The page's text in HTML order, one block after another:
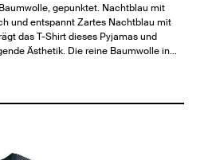
gepunktet. Nachtblau mit
und entspannt Zartes Nachtblau mit
das T-Shirt dieses Pyjamas und
Ästhetik. Die reine Baumwolle in…